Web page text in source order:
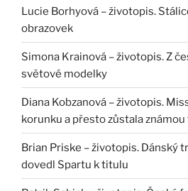
Lucie Borhyová – životopis.
obrazovek
Simona Krainová – životopis. Z
světové modelky
Diana Kobzanová – životopis.
korunku a přesto zůstala
Brian Priske – životopis. Dánský
dovedl Spartu k titulu